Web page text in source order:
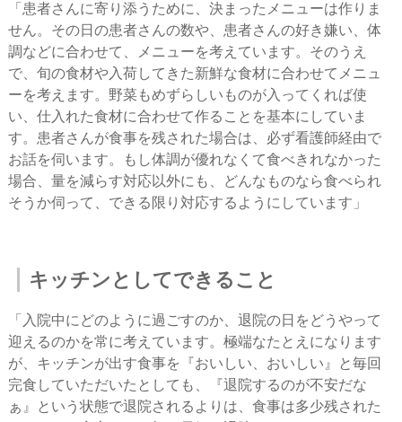
「患者さんに寄り添うために、決まったメニューは作りま
せん。その日の患者さんの数や、患者さんの好き嫌い、体
調などに合わせて、メニューを考えています。そのうえ
で、旬の食材や入荷してきた新鮮な食材に合わせてメニュ
ーを考えます。野菜もめずらしいものが入ってくれば使
い、仕入れた食材に合わせて作ることを基本にしていま
す。患者さんが食事を残された場合は、必ず看護師経由で
お話を伺います。もし体調が優れなくて食べきれなかった
場合、量を減らす対応以外にも、どんなものなら食べられ
そうか伺って、できる限り対応するようにしています」
キッチンとしてできること
「入院中にどのように過ごすのか、退院の日をどうやって
迎えるのかを常に考えています。極端なたとえになります
が、キッチンが出す食事を『おいしい、おいしい』と毎回
完食していただいたとしても、『退院するのが不安だな
ぁ』という状態で退院されるよりは、食事は多少残された